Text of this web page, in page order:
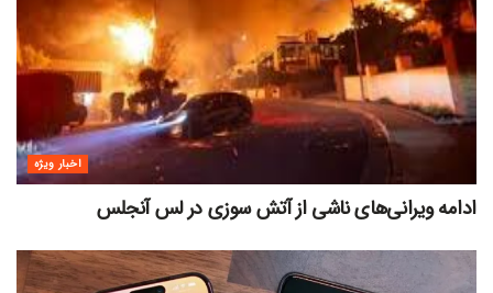
اخبار ویژه
ادامه ویرانی‌های ناشی از آتش سوزی در لس آنجلس